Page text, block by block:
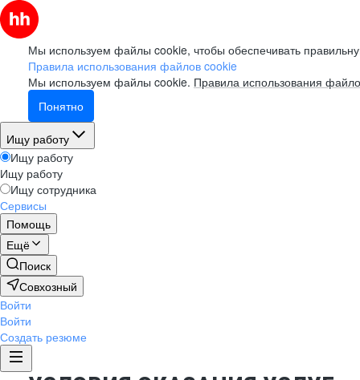
Мы используем файлы cookie, чтобы обеспечивать
Правила использования файлов cookie
Мы используем файлы cookie. Правила использования
Понятно
Ищу работу
Ищу работу
Ищу работу
Ищу сотрудника
Сервисы
Помощь
Ещё
Поиск
Совхозный
Войти
Войти
Создать резюме